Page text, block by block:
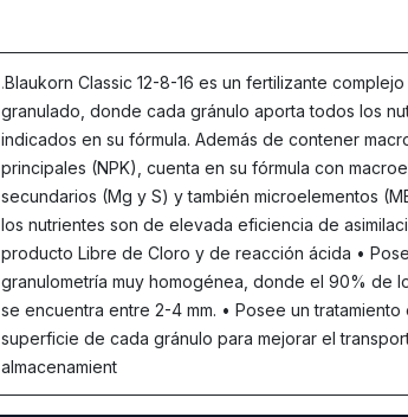
.Blaukorn Classic 12-8-16 es un fertilizante
granulado, donde cada gránulo aporta todos los
indicados en su fórmula. Además de contener
principales (NPK), cuenta en su fórmula con
secundarios (Mg y S) y también microelementos
los nutrientes son de elevada eficiencia de
producto Libre de Cloro y de reacción ácida •
granulometría muy homogénea, donde el 90% de
se encuentra entre 2-4 mm. • Posee un tratamiento
superficie de cada gránulo para mejorar el
almacenamient